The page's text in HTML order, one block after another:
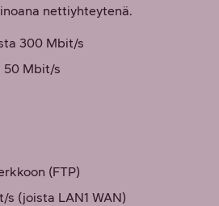
nettiyhteytenä.
300 Mbit/s
50 Mbit/s
(FTP)
(joista LAN1 WAN)